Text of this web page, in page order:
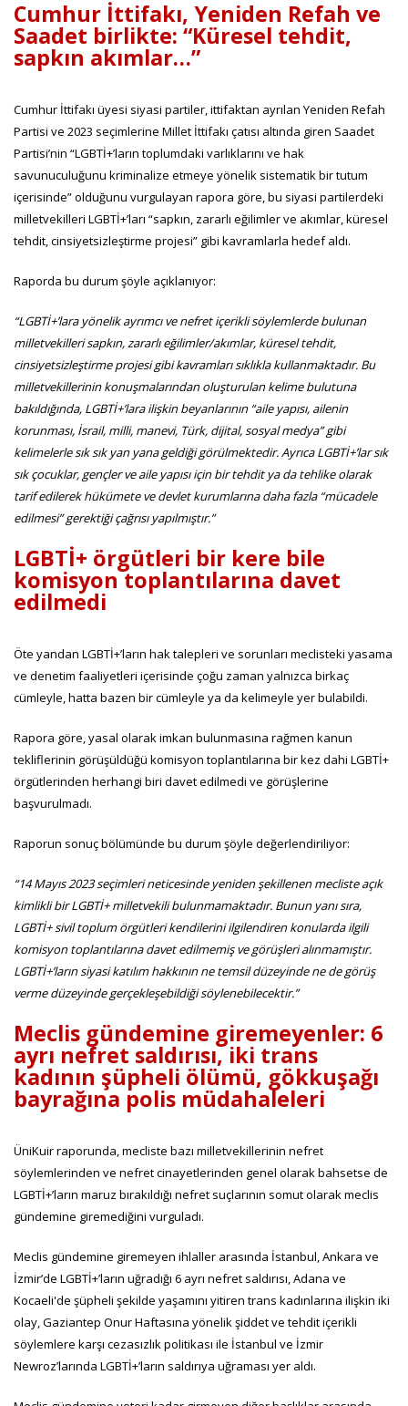
Cumhur İttifakı, Yeniden Refah ve
Saadet birlikte: “Küresel tehdit,
sapkın akımlar…”
Cumhur İttifakı üyesi siyasi partiler, ittifaktan ayrılan Yeniden Refah
Partisi ve 2023 seçimlerine Millet İttifakı çatısı altında giren Saadet
Partisi’nin “LGBTİ+’ların toplumdaki varlıklarını ve hak
savunuculuğunu kriminalize etmeye yönelik sistematik bir tutum
içerisinde” olduğunu vurgulayan rapora göre, bu siyasi partilerdeki
milletvekilleri LGBTİ+’ları “sapkın, zararlı eğilimler ve akımlar, küresel
tehdit, cinsiyetsizleştirme projesi” gibi kavramlarla hedef aldı.
Raporda bu durum şöyle açıklanıyor:
“LGBTİ+’lara yönelik ayrımcı ve nefret içerikli söylemlerde bulunan
milletvekilleri sapkın, zararlı eğilimler/akımlar, küresel tehdit,
cinsiyetsizleştirme projesi gibi kavramları sıklıkla kullanmaktadır. Bu
milletvekillerinin konuşmalarından oluşturulan kelime bulutuna
bakıldığında, LGBTİ+’lara ilişkin beyanlarının “aile yapısı, ailenin
korunması, İsrail, milli, manevi, Türk, dijital, sosyal medya” gibi
kelimelerle sık sık yan yana geldiği görülmektedir. Ayrıca LGBTİ+’lar sık
sık çocuklar, gençler ve aile yapısı için bir tehdit ya da tehlike olarak
tarif edilerek hükümete ve devlet kurumlarına daha fazla “mücadele
edilmesi” gerektiği çağrısı yapılmıştır.”
LGBTİ+ örgütleri bir kere bile
komisyon toplantılarına davet
edilmedi
Öte yandan LGBTİ+’ların hak talepleri ve sorunları meclisteki yasama
ve denetim faaliyetleri içerisinde çoğu zaman yalnızca birkaç
cümleyle, hatta bazen bir cümleyle ya da kelimeyle yer bulabildi.
Rapora göre, yasal olarak imkan bulunmasına rağmen kanun
tekliflerinin görüşüldüğü komisyon toplantılarına bir kez dahi LGBTİ+
örgütlerinden herhangi biri davet edilmedi ve görüşlerine
başvurulmadı.
Raporun sonuç bölümünde bu durum şöyle değerlendiriliyor:
“14 Mayıs 2023 seçimleri neticesinde yeniden şekillenen mecliste açık
kimlikli bir LGBTİ+ milletvekili bulunmamaktadır. Bunun yanı sıra,
LGBTİ+ sivil toplum örgütleri kendilerini ilgilendiren konularda ilgili
komisyon toplantılarına davet edilmemiş ve görüşleri alınmamıştır.
LGBTİ+’ların siyasi katılım hakkının ne temsil düzeyinde ne de görüş
verme düzeyinde gerçekleşebildiği söylenebilecektir.”
Meclis gündemine giremeyenler: 6
ayrı nefret saldırısı, iki trans
kadının şüpheli ölümü, gökkuşağı
bayrağına polis müdahaleleri
ÜniKuir raporunda, mecliste bazı milletvekillerinin nefret
söylemlerinden ve nefret cinayetlerinden genel olarak bahsetse de
LGBTİ+’ların maruz bırakıldığı nefret suçlarının somut olarak meclis
gündemine giremediğini vurguladı.
Meclis gündemine giremeyen ihlaller arasında İstanbul, Ankara ve
İzmir’de LGBTİ+’ların uğradığı 6 ayrı nefret saldırısı, Adana ve
Kocaeli'de şüpheli şekilde yaşamını yitiren trans kadınlarına ilişkin iki
olay, Gaziantep Onur Haftasına yönelik şiddet ve tehdit içerikli
söylemlere karşı cezasızlık politikası ile İstanbul ve İzmir
Newroz’larında LGBTİ+’ların saldırıya uğraması yer aldı.